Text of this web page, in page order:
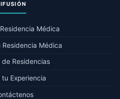
Médica
Residencia Médica
de Residencias
tu Experiencia